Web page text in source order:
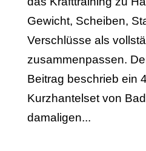
Gewicht, Scheiben,
Verschlüsse als
zusammenpassen.
Beitrag beschrieb ein
Kurzhantelset von
damaligen...